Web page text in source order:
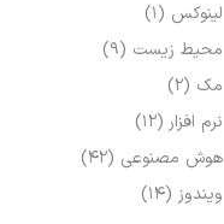
لینوکس (۱)
محیط زیست (۹)
مک (۲)
نرم افزار(۱۲)
هوش مصنوعی (۴۲)
ویندوز (۱۴)